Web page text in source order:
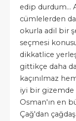
edip durdum…
cümlelerden
okurla adil bir
seçmesi
dikkatlice
gittikçe daha
kaçınılmaz
iyi bir
Osman'ın en
Çağ'dan